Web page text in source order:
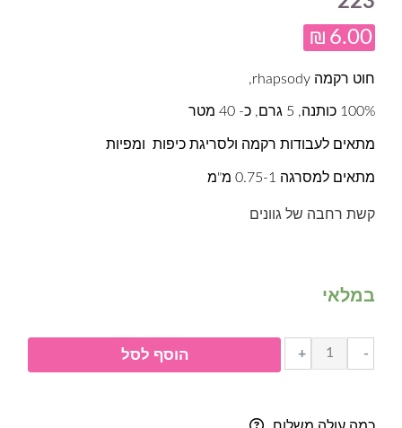
₪ 6.00
חוט רקמה rhapsody,
100% כותנה, 5 גרם, כ- 40 מטר
מתאים לעבודות רקמה ולסריגת כיפות ומפיות
מתאים למסרגה 0.75-1 מ"מ
קשת רחבה של גוונים
במלאי
-
כמות
של
+ הוסף לסל